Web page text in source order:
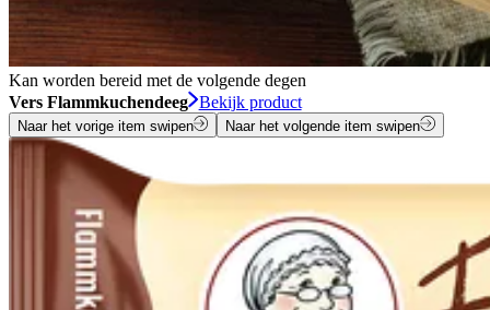
Kan worden bereid met de volgende degen
Vers Flammkuchendeeg Bekijk product
Naar het vorige item swipen Naar het volgende item swipen